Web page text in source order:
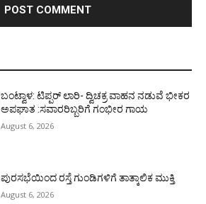
ಬಂಟ್ವಾಳ: ಟಿಪ್ಪರ್ ಲಾರಿ- ದ್ವಿಚಕ್ರ ವಾಹನ ನಡುವೆ ಭೀಕರ
ಅಪಘಾತ :ಸವಾರರಿಬ್ಬರಿಗೆ ಗಂಭೀರ ಗಾಯ
August 6, 2026
ಪುರಸಭೆಯಿಂದ ರಸ್ತೆ ಗುಂಡಿಗಳಿಗೆ ತಾತ್ಕಾಲಿಕ ಮುಕ್ತಿ
August 6, 2026